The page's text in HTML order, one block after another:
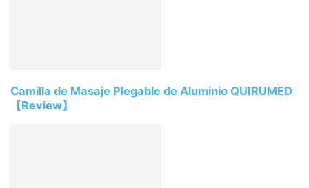
Camilla de Masaje Plegable de Aluminio QUIRUMED
【Review】